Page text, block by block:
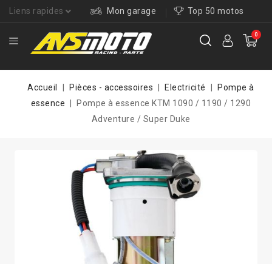
Liens rapides Mon garage Top 50 motos
0
Accueil Pièces - accessoires Electricité
Pompe à
essence
Pompe à essence KTM 1090 / 1190 / 1290
Adventure / Super Duke